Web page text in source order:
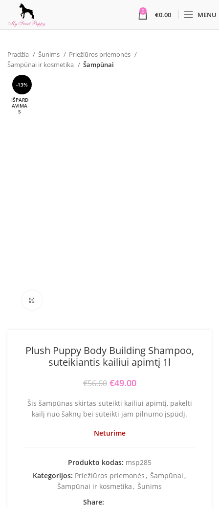
0 €0.00 MENU
Pradžia Šunims
Priežiūros priemonės
Šampūnai ir kosmetika
Šampūnai
-13%
IŠPARD
AVIMA
S
Plush Puppy Body Building Shampoo,
suteikiantis kailiui apimtį 1l
€56.60 Original price was: €56.60.
€49.00
Šis šampūnas skirtas suteikti kailiui apimtį, pakelti
kailį nuo šaknų bei suteikti jam pilnumo įspūdį.
Neturime
Produkto kodas: msp285
Kategorijos: Priežiūros priemonės , Šampūnai ,
Šampūnai ir kosmetika , Šunims
Share: